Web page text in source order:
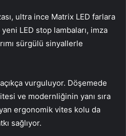
ultra ince Matrix LED farlara
LED stop lambaları, imza
sürgülü sinyallerle
vurguluyor. Döşemede
ve modernliğinin yanı sıra
ergonomik vites kolu da
sağlıyor.